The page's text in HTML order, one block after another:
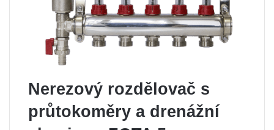
Nerezový rozdělovač s
průtokoměry a drenážní